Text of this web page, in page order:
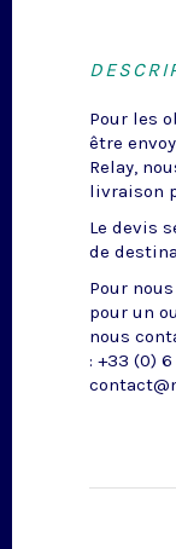
Pour les
être
Relay,
livraison
Le devis
de
Pour
pour un
nous
: +33 (0)